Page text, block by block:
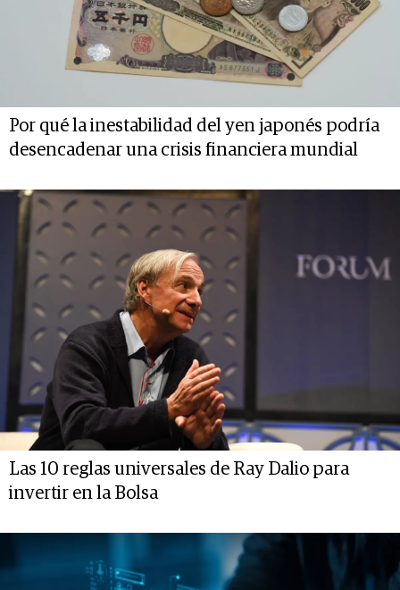
Por qué la inestabilidad del yen japonés podría
desencadenar una crisis financiera mundial
Las 10 reglas universales de Ray Dalio para
invertir en la Bolsa